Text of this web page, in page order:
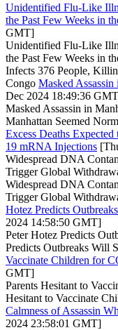
Unidentified Flu-Like
the Past Few Weeks in
GMT]
Unidentified Flu-Like
the Past Few Weeks in
Infects 376 People,
Congo Masked
Dec 2024 18:49:36
Masked Assassin in
Manhattan Seemed
Excess Deaths
19 mRNA Injections
Widespread DNA
Trigger Global
Widespread DNA
Trigger Global
Hotez Predicts
2024 14:58:50 GMT]
Peter Hotez Predicts
Predicts Outbreaks Will
Vaccinate Children for
GMT]
Parents Hesitant to
Hesitant to Vaccinate
Calmness of Assassin
2024 23:58:01 GMT]